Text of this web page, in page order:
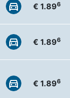
€ 1.896
€ 1.896
€ 1.896